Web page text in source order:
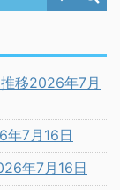
移2026年7月
年7月16日
年7月16日